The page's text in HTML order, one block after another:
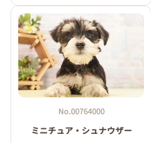
No.00764000
ミニチュア・シュナウザー